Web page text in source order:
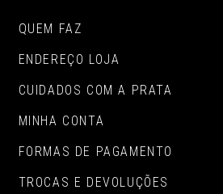
QUEM FAZ
ENDEREÇO LOJA
CUIDADOS COM A PRATA
MINHA CONTA
FORMAS DE PAGAMENTO
TROCAS E DEVOLUÇÕES